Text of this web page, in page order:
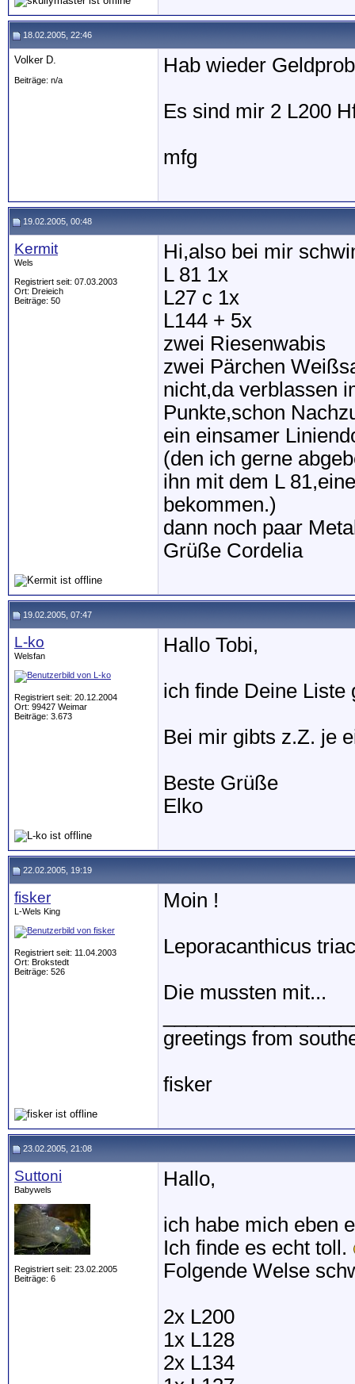
18.02.2005, 22:46
Volker D.
Beiträge: n/a
Hab wieder
Es sind mir 2 L200
mfg
19.02.2005, 00:48
Kermit
Wels
Registriert seit: 07.03.2003
Ort: Dreieich
Beiträge: 50
Hi,also bei mir
L 81 1x
L27 c 1x
L144 + 5x
zwei Riesenwabis
zwei Pärchen
nicht,da verblassen
Punkte,schon
ein einsamer
(den ich gerne
ihn mit dem L
bekommen.)
dann noch paar
Grüße Cordelia
19.02.2005, 07:47
L-ko
Welsfan
Registriert seit: 20.12.2004
Ort: 99427 Weimar
Beiträge: 3.673
Hallo Tobi,
ich finde Deine
Bei mir gibts z.Z. je
Beste Grüße
Elko
22.02.2005, 19:19
fisker
L-Wels King
Registriert seit: 11.04.2003
Ort: Brokstedt
Beiträge: 526
Moin !
Leporacanthicus
Die mussten mit...
greetings from
fisker
23.02.2005, 21:08
Suttoni
Babywels
Registriert seit: 23.02.2005
Beiträge: 6
Hallo,
ich habe mich eben
Ich finde es echt toll.
Folgende Welse
2x L200
1x L128
2x L134